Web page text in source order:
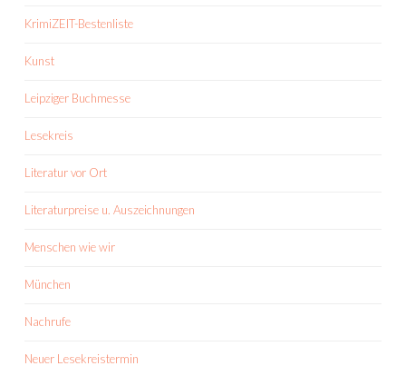
KrimiZEIT-Bestenliste
Kunst
Leipziger Buchmesse
Lesekreis
Literatur vor Ort
Literaturpreise u. Auszeichnungen
Menschen wie wir
München
Nachrufe
Neuer Lesekreistermin